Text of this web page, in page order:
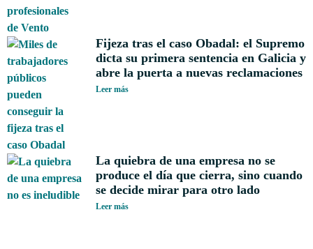
Fijeza tras el caso Obadal: el Supremo
dicta su primera sentencia en Galicia y
abre la puerta a nuevas reclamaciones
Leer más
La quiebra de una empresa no se
produce el día que cierra, sino cuando
se decide mirar para otro lado
Leer más